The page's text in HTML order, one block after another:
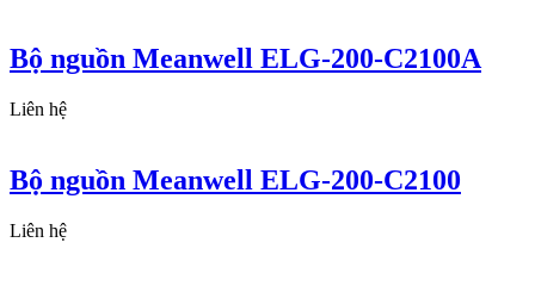
Bộ nguồn Meanwell ELG-200-C2100A
Liên hệ
Bộ nguồn Meanwell ELG-200-C2100
Liên hệ